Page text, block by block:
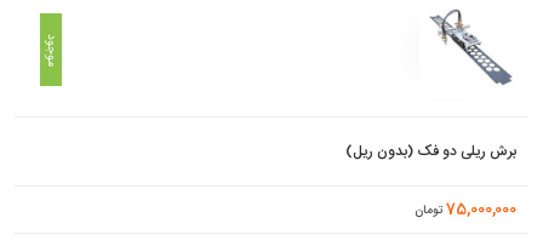
موجود
برش ریلی دو فک (بدون ریل)
75,000,000 تومان